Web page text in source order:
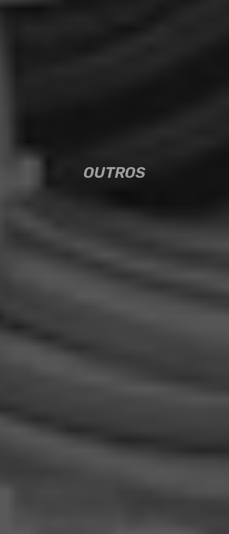
OUTROS
OUTROS